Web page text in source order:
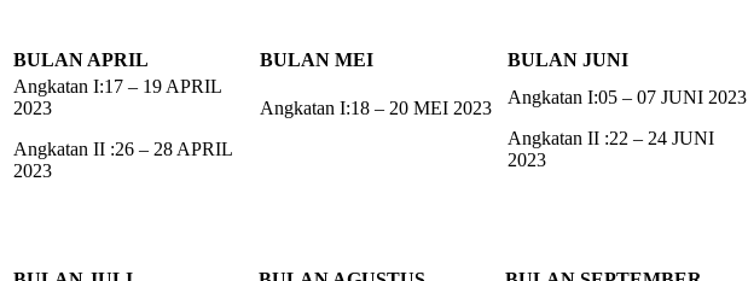
BULAN APRIL BULAN MEI
BULAN JUNI
Angkatan I:17 – 19 APRIL
2023
Angkatan II :26 – 28 APRIL
2023
Angkatan I:18 – 20 MEI 2023
Angkatan I:05 – 07 JUNI 2023
Angkatan II :22 – 24 JUNI
2023